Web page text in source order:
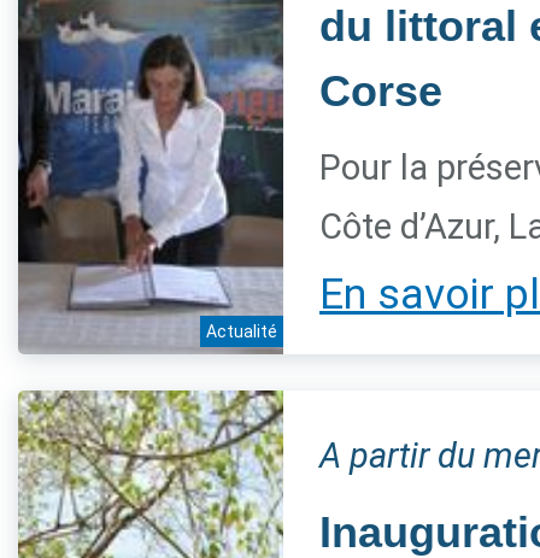
Actualité
du littoral
Corse
Pour la
Côte d’Azur,
En savoir
A partir du